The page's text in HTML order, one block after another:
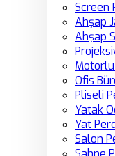
Screen
Ahşap
Ahşap
Ofis
Pliseli
Yatak
Yat
Salon